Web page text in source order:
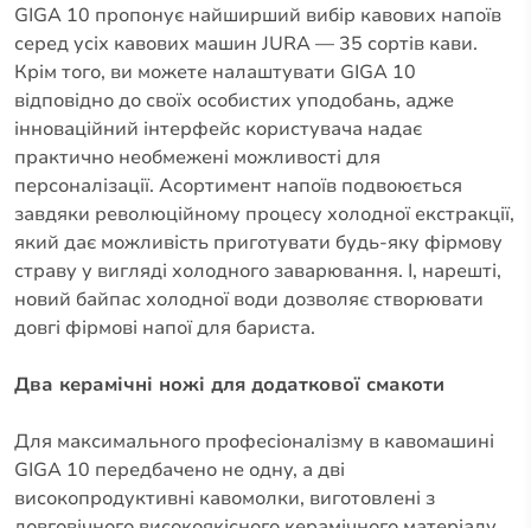
GIGA 10 пропонує найширший вибір кавових напоїв
серед усіх кавових машин JURA — 35 сортів кави.
Крім того, ви можете налаштувати GIGA 10
відповідно до своїх особистих уподобань, адже
інноваційний інтерфейс користувача надає
практично необмежені можливості для
персоналізації. Асортимент напоїв подвоюється
завдяки революційному процесу холодної екстракції,
який дає можливість приготувати будь-яку фірмову
страву у вигляді холодного заварювання. І, нарешті,
новий байпас холодної води дозволяє створювати
довгі фірмові напої для бариста.
Два керамічні ножі для додаткової смакоти
Для максимального професіоналізму в кавомашині
GIGA 10 передбачено не одну, а дві
високопродуктивні кавомолки, виготовлені з